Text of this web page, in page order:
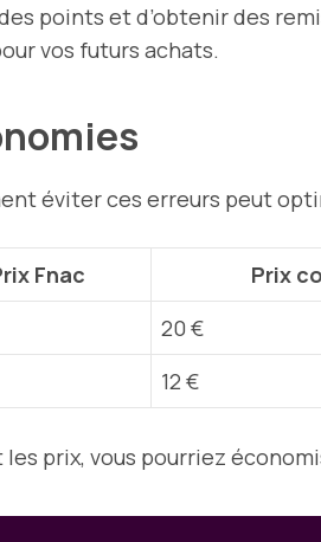
points et d’obtenir des
vos futurs achats.
éviter ces erreurs peut
Fnac Prix
20 €
12 €
prix, vous pourriez